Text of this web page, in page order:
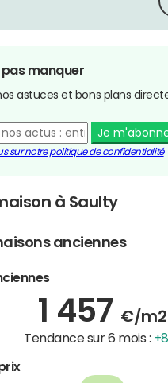
pas manquer
astuces et bons plans
Je
sur notre politique de confidentialité
à Saulty
anciennes
1 457 €/m2
Tendance sur 6 mois :